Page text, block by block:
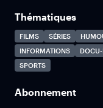
Thématiques
FILMS SÉRIES
INFORMATIONS
DOCU-
SPORTS
Abonnement